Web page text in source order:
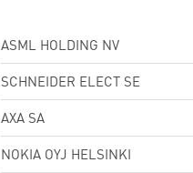
ASML HOLDING NV
SCHNEIDER ELECT SE
AXA SA
NOKIA OYJ HELSINKI